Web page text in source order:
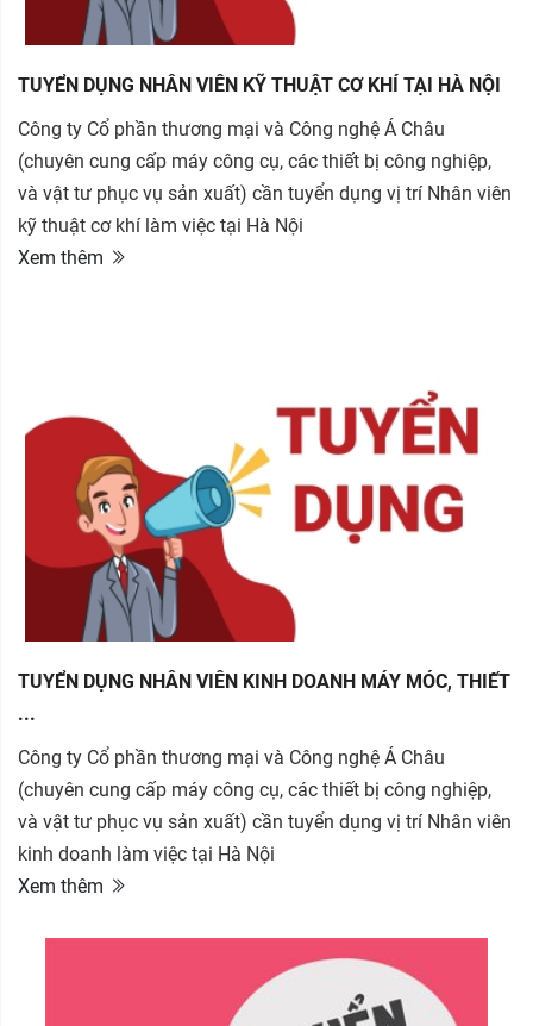
TUYỂN DỤNG NHÂN VIÊN KỸ THUẬT CƠ KHÍ TẠI HÀ NỘI
Công ty Cổ phần thương mại và Công nghệ Á Châu
(chuyên cung cấp máy công cụ, các thiết bị công nghiệp,
và vật tư phục vụ sản xuất) cần tuyển dụng vị trí Nhân viên
kỹ thuật cơ khí làm việc tại Hà Nội
Xem thêm
TUYỂN DỤNG NHÂN VIÊN KINH DOANH MÁY MÓC, THIẾT
...
Công ty Cổ phần thương mại và Công nghệ Á Châu
(chuyên cung cấp máy công cụ, các thiết bị công nghiệp,
và vật tư phục vụ sản xuất) cần tuyển dụng vị trí Nhân viên
kinh doanh làm việc tại Hà Nội
Xem thêm